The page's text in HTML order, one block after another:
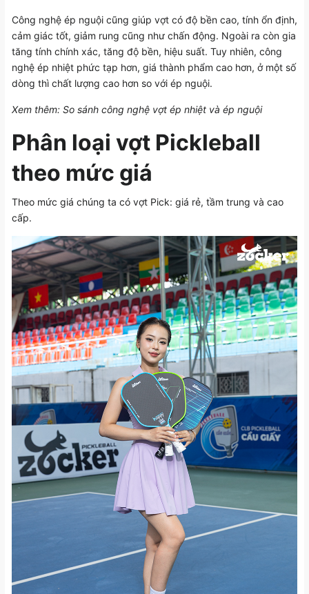
Công nghệ ép nguội cũng giúp vợt có độ bền cao, tính ổn định,
cảm giác tốt, giảm rung cũng như chấn động. Ngoài ra còn gia
tăng tính chính xác, tăng độ bền, hiệu suất. Tuy nhiên, công
nghệ ép nhiệt phức tạp hơn, giá thành phẩm cao hơn, ở một số
dòng thì chất lượng cao hơn so với ép nguội.
Xem thêm: So sánh công nghệ vợt ép nhiệt và ép nguội
Phân loại vợt Pickleball
theo mức giá
Theo mức giá chúng ta có vợt Pick: giá rẻ, tầm trung và cao
cấp.